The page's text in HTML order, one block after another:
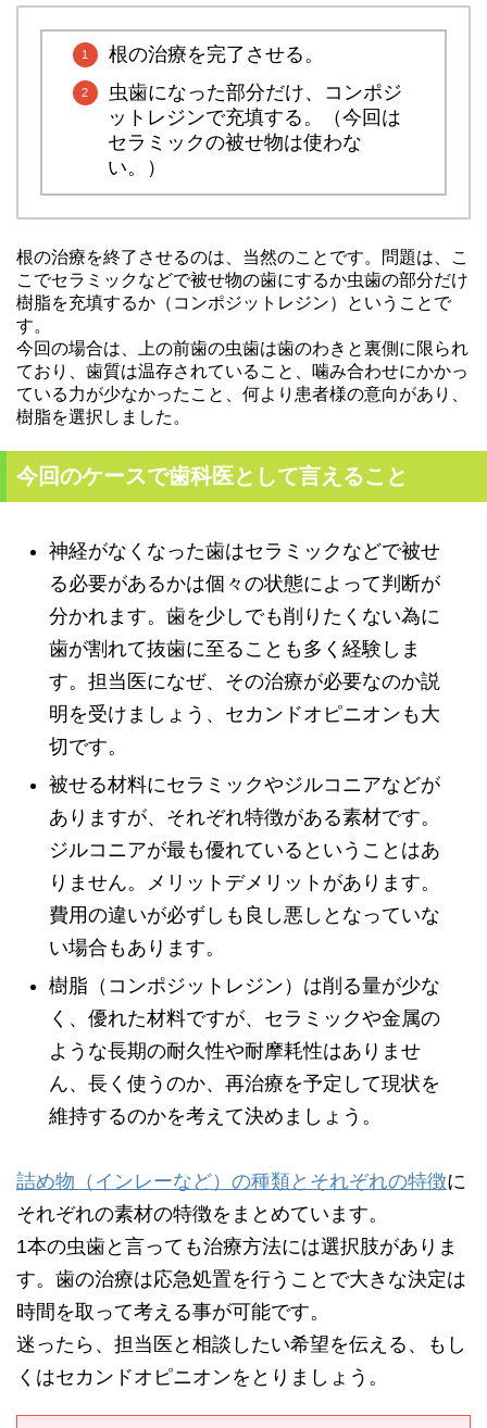
根の治療を完了させる。
虫歯になった部分だけ、コンポジ
ットレジンで充填する。（今回は
セラミックの被せ物は使わな
い。）
根の治療を終了させるのは、当然のことです。問題は、こ
こでセラミックなどで被せ物の歯にするか虫歯の部分だけ
樹脂を充填するか（コンポジットレジン）ということで
す。
今回の場合は、上の前歯の虫歯は歯のわきと裏側に限られ
ており、歯質は温存されていること、噛み合わせにかかっ
ている力が少なかったこと、何より患者様の意向があり、
樹脂を選択しました。
今回のケースで歯科医として言えること
神経がなくなった歯はセラミックなどで被せ
る必要があるかは個々の状態によって判断が
分かれます。歯を少しでも削りたくない為に
歯が割れて抜歯に至ることも多く経験しま
す。担当医になぜ、その治療が必要なのか説
明を受けましょう、セカンドオピニオンも大
切です。
被せる材料にセラミックやジルコニアなどが
ありますが、それぞれ特徴がある素材です。
ジルコニアが最も優れているということはあ
りません。メリットデメリットがあります。
費用の違いが必ずしも良し悪しとなっていな
い場合もあります。
樹脂（コンポジットレジン）は削る量が少な
く、優れた材料ですが、セラミックや金属の
ような長期の耐久性や耐摩耗性はありませ
ん、長く使うのか、再治療を予定して現状を
維持するのかを考えて決めましょう。
詰め物（インレーなど）の種類とそれぞれの特徴に
それぞれの素材の特徴をまとめています。
1本の虫歯と言っても治療方法には選択肢がありま
す。歯の治療は応急処置を行うことで大きな決定は
時間を取って考える事が可能です。
迷ったら、担当医と相談したい希望を伝える、もし
くはセカンドオピニオンをとりましょう。